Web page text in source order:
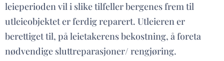
leieperioden vil i slike tilfeller bergenes frem til
utleieobjektet er ferdig reparert. Utleieren er
berettiget til, på leietakerens bekostning, å foreta
nødvendige sluttreparasjoner/ rengjøring.